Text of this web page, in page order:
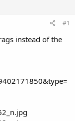
#1
instead of the